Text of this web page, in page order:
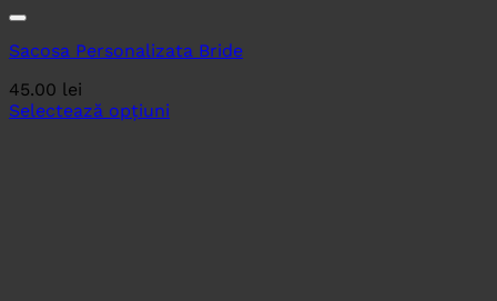
Sacosa Personalizata Bride
45.00 lei
Selectează opțiuni